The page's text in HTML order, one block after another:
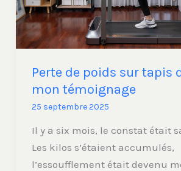
Perte de poids sur tapis
mon témoignage
25 septembre 2025
Il y a six mois, le constat était
Les kilos s’étaient accumulés,
l’essoufflement était devenu
:
mon
témoignage